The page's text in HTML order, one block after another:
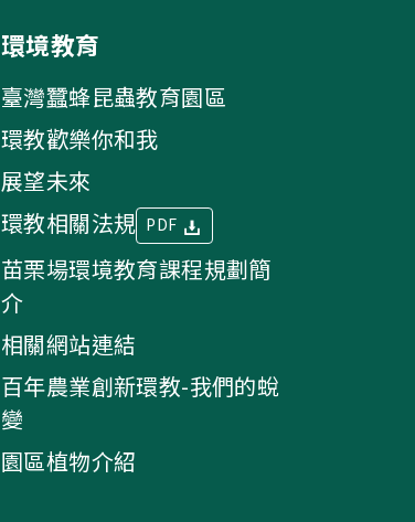
環境教育
臺灣蠶蜂昆蟲教育園區
環教歡樂你和我
展望未來
環教相關法規 PDF
苗栗場環境教育課程規劃簡
介
相關網站連結
百年農業創新環教-我們的蛻
變
園區植物介紹